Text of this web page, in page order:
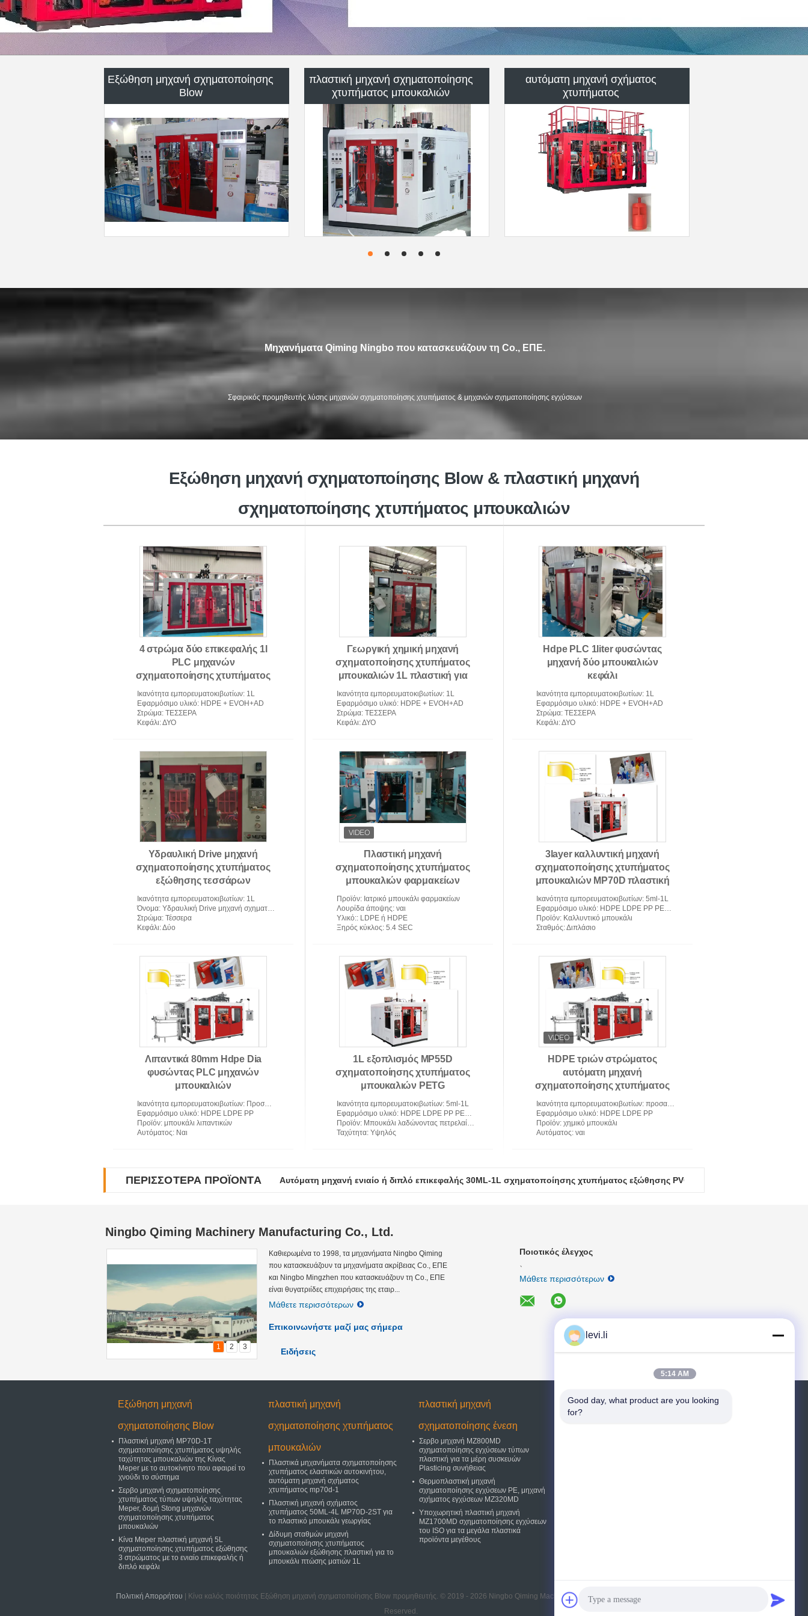
Φορμάροντας μηχανή εξώθησης πλαστική φιάλη μούχλα Πλαστικά βοηθητική μηχανή
HDPE μηχανή σχηματοποίησης
ένεση
Μηχανή σχήματος εγχύσεων
υψηλής ταχύτητας
μηχανή σχήματος εγχύσεων PVC
Ιατρική μηχανή σχηματοποίησης
εγχύσεων
Εξώθηση μηχανή σχηματοποίησης
Blow
Εξώθηση μηχανή σχηματοποίησης
Blow
πλαστική μηχανή σχηματοποίησης
χτυπήματος μπουκαλιών
αυτόματη μηχανή σχήματος
χτυπήματος
Μηχανήματα Qiming Ningbo που κατασκευάζουν τη Co., ΕΠΕ.
Σφαιρικός προμηθευτής λύσης μηχανών σχηματοποίησης χτυπήματος & μηχανών σχηματοποίησης εγχύσεων
Εξώθηση μηχανή σχηματοποίησης Blow & πλαστική μηχανή
σχηματοποίησης χτυπήματος μπουκαλιών
4 στρώμα δύο επικεφαλής 1l
PLC μηχανών
σχηματοποίησης χτυπήματος
εξώθησης κύβων
Ικανότητα εμπορευματοκιβωτίων: 1L
Εφαρμόσιμο υλικό: HDPE + EVOH+AD
Στρώμα: ΤΕΣΣΕΡΑ
Κεφάλι: ΔΥΟ
Γεωργική χημική μηχανή
σχηματοποίησης χτυπήματος
μπουκαλιών 1L πλαστική για
Ικανότητα εμπορευματοκιβωτίων: 1L
Εφαρμόσιμο υλικό: HDPE + EVOH+AD
Στρώμα: ΤΕΣΣΕΡΑ
Κεφάλι: ΔΥΟ
Hdpe PLC 1liter φυσώντας
μηχανή δύο μπουκαλιών
κεφάλι
Ικανότητα εμπορευματοκιβωτίων: 1L
Εφαρμόσιμο υλικό: HDPE + EVOH+AD
Στρώμα: ΤΕΣΣΕΡΑ
Κεφάλι: ΔΥΟ
Υδραυλική Drive μηχανή
σχηματοποίησης χτυπήματος
εξώθησης τεσσάρων
στρώματος για το μπουκάλι 1l
Ικανότητα εμπορευματοκιβωτίων: 1L
Όνομα: Υδραυλική Drive μηχανή σχηματοποίησης χτυπήματος εξώθησης τεσσάρων στρώματος για το μπουκάλι 1l
Στρώμα: Τέσσερα
Κεφάλι: Δύο
Πλαστική μηχανή
σχηματοποίησης χτυπήματος
μπουκαλιών φαρμακείων
Προϊόν: Ιατρικό μπουκάλι φαρμακείων
Λουρίδα άποψης: ναι
Υλικό:: LDPE ή HDPE
Ξηρός κύκλος: 5.4 SEC
3layer καλλυντική μηχανή
σχηματοποίησης χτυπήματος
μπουκαλιών MP70D πλαστική
αυτόματη για EVOH
Ικανότητα εμπορευματοκιβωτίων: 5ml-1L
Εφαρμόσιμο υλικό: HDPE LDPE PP PETG PC PA EVOH EPET PVC
Προϊόν: Καλλυντικό μπουκάλι
Σταθμός: Διπλάσιο
Λιπαντικά 80mm Hdpe Dia
φυσώντας PLC μηχανών
μπουκαλιών
Ικανότητα εμπορευματοκιβωτίων: Προσαρμόστε το μέγεθος
Εφαρμόσιμο υλικό: HDPE LDPE PP
Προϊόν: μπουκάλι λιπαντικών
Αυτόματος: Ναι
1L εξοπλισμός MP55D
σχηματοποίησης χτυπήματος
μπουκαλιών PETG
λαδώνοντας πετρελαίου
Ικανότητα εμπορευματοκιβωτίων: 5ml-1L
Εφαρμόσιμο υλικό: HDPE LDPE PP PETG PC PA EVOH EPET PVC
Προϊόν: Μπουκάλι λαδώνοντας πετρελαίου
Ταχύτητα: Υψηλός
HDPE τριών στρώματος
αυτόματη μηχανή
σχηματοποίησης χτυπήματος
Ικανότητα εμπορευματοκιβωτίων: προσαρμόστε το μέγεθος
Εφαρμόσιμο υλικό: HDPE LDPE PP
Προϊόν: χημικό μπουκάλι
Αυτόματος: ναι
ΠΕΡΙΣΣΌΤΕΡΑ ΠΡΟΪΌΝΤΑ Αυτόματη μηχανή ενιαίο ή διπλό επικεφαλής 30ML-1L σχηματοποίησης χτυπήματος εξώθησης PVC της Κίνας Meper
Ningbo Qiming Machinery Manufacturing Co., Ltd.
1 2 3
Καθιερωμένα το 1998, τα μηχανήματα Ningbo Qiming
που κατασκευάζουν τα μηχανήματα ακρίβειας Co., ΕΠΕ
και Ningbo Mingzhen που κατασκευάζουν τη Co., ΕΠΕ
είναι θυγατριίδες επιχειρήσεις της εταιρ...
Μάθετε περισσότερων
Επικοινωνήστε μαζί μας σήμερα
Ειδήσεις
Ποιοτικός έλεγχος
、
Μάθετε περισσότερων
Εξώθηση μηχανή
σχηματοποίησης Blow
Πλαστική μηχανή MP70D-1T
σχηματοποίησης χτυπήματος υψηλής
ταχύτητας μπουκαλιών της Κίνας
Meper με το αυτοκίνητο που αφαιρεί το
χνούδι το σύστημα
Σερβο μηχανή σχηματοποίησης
χτυπήματος τύπων υψηλής ταχύτητας
Meper, δομή Stong μηχανών
σχηματοποίησης χτυπήματος
μπουκαλιών
Κίνα Meper πλαστική μηχανή 5L
σχηματοποίησης χτυπήματος εξώθησης
3 στρώματος με το ενιαίο επικεφαλής ή
διπλό κεφάλι
πλαστική μηχανή
σχηματοποίησης χτυπήματος
μπουκαλιών
Πλαστικά μηχανήματα σχηματοποίησης
χτυπήματος ελαστικών αυτοκινήτου,
αυτόματη μηχανή σχήματος
χτυπήματος mp70d-1
Πλαστική μηχανή σχήματος
χτυπήματος 50ML-4L MP70D-2ST για
το πλαστικό μπουκάλι γεωργίας
Δίδυμη σταθμών μηχανή
σχηματοποίησης χτυπήματος
μπουκαλιών εξώθησης πλαστική για το
μπουκάλι πτώσης ματιών 1L
πλαστική μηχανή
σχηματοποίησης ένεση
Σερβο μηχανή MZ800MD
σχηματοποίησης εγχύσεων τύπων
πλαστική για τα μέρη συσκευών
Plasticing συνήθειας
Θερμοπλαστική μηχανή
σχηματοποίησης εγχύσεων PE, μηχανή
σχήματος εγχύσεων MZ320MD
Υποχωρητική πλαστική μηχανή
MZ1700MD σχηματοποίησης εγχύσεων
του ISO για τα μεγάλα πλαστικά
προϊόντα μεγέθους
Αίτηση κράτησης
Πολιτική Απορρήτου | Κίνα καλός ποιότητας Εξώθηση μηχανή σχηματοποίησης Blow προμηθευτής. © 2019 - 2026 Ningbo Qiming Machinery Manufacturing Co., Ltd.. All Rights
Reserved.
levi.li
5:14 AM
Good day, what product are you looking
for?